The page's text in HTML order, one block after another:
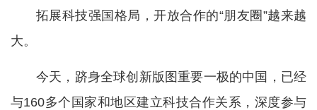
拓展科技强国格局，开放合作的“朋友圈”越来越
大。
今天，跻身全球创新版图重要一极的中国，已经
与160多个国家和地区建立科技合作关系，深度参与